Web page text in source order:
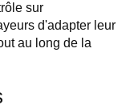
sur
d'adapter leur
au long de la